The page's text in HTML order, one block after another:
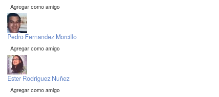
Agregar como amigo
Pedro Fernandez Morcillo
Agregar como amigo
Ester Rodriguez Nuñez
Agregar como amigo